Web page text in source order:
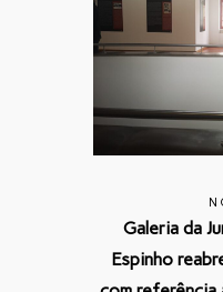
Galeria da
Espinho